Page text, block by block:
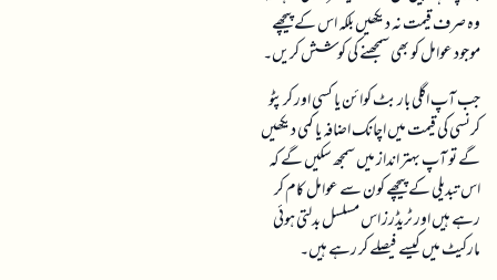
جب آپ اگلی بار بٹ کوائن یا کسی اور کرپٹو
کرنسی کی قیمت میں اچانک اضافہ یا کمی دیکھیں
گے تو آپ بہتر انداز میں سمجھ سکیں گے کہ
اس تبدیلی کے پیچھے کون سے عوامل کام کر
رہے ہیں اور ٹریڈرز اس مسلسل بدلتی ہوئی
مارکیٹ میں کیسے فیصلے کر رہے ہیں۔
ٹیگز: